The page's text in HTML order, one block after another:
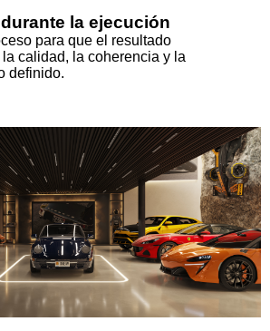
la ejecución
para que el resultado
calidad, la coherencia y la
definido.